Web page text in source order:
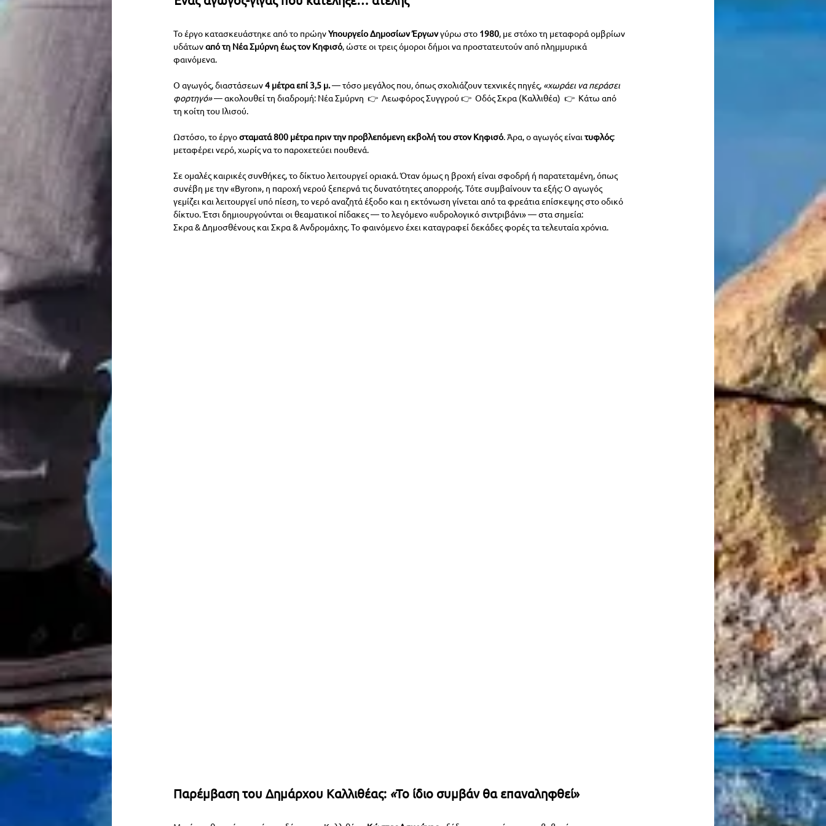
Το έργο κατασκευάστηκε από το πρώην Υπουργείο Δημοσίων Έργων γύρω στο 1980, με στόχο τη μεταφορά ομβρίων
υδάτων από τη Νέα Σμύρνη έως τον Κηφισό, ώστε οι τρεις όμοροι δήμοι να προστατευτούν από πλημμυρικά
φαινόμενα.
Ο αγωγός, διαστάσεων 4 μέτρα επί 3,5 μ. — τόσο μεγάλος που, όπως σχολιάζουν τεχνικές πηγές, «χωράει να περάσει
φορτηγό» — ακολουθεί τη διαδρομή: Νέα Σμύρνη  👉  Λεωφόρος Συγγρού 👉  Οδός Σκρα (Καλλιθέα)  👉  Κάτω από
τη κοίτη του Ιλισού.
Ωστόσο, το έργο σταματά 800 μέτρα πριν την προβλεπόμενη εκβολή του στον Κηφισό. Άρα, ο αγωγός είναι τυφλός:
μεταφέρει νερό, χωρίς να το παροχετεύει πουθενά.
Σε ομαλές καιρικές συνθήκες, το δίκτυο λειτουργεί οριακά. Όταν όμως η βροχή είναι σφοδρή ή παρατεταμένη, όπως
συνέβη με την «Byron», η παροχή νερού ξεπερνά τις δυνατότητες απορροής. Τότε συμβαίνουν τα εξής: Ο αγωγός
γεμίζει και λειτουργεί υπό πίεση, το νερό αναζητά έξοδο και η εκτόνωση γίνεται από τα φρεάτια επίσκεψης στο οδικό
δίκτυο. Έτσι δημιουργούνται οι θεαματικοί πίδακες — το λεγόμενο «υδρολογικό σιντριβάνι» — στα σημεία:
Σκρα & Δημοσθένους και Σκρα & Ανδρομάχης. Το φαινόμενο έχει καταγραφεί δεκάδες φορές τα τελευταία χρόνια.
Παρέμβαση του Δημάρχου Καλλιθέας: «Το ίδιο συμβάν θα επαναληφθεί»